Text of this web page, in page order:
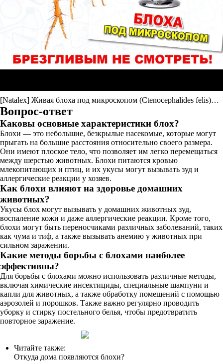
[Natalex] Живая блоха под микроскопом (Ctenocephalides felis)…
Вопрос-ответ
Каковы основные характеристики блох?
Блохи — это небольшие, безкрылые насекомые, которые могут
прыгать на большие расстояния относительно своего размера.
Они имеют плоское тело, что позволяет им легко перемещаться
между шерстью животных. Блохи питаются кровью
млекопитающих и птиц, и их укусы могут вызывать зуд и
аллергические реакции у хозяев.
Как блохи влияют на здоровье домашних
животных?
Укусы блох могут вызывать у домашних животных зуд,
воспаление кожи и даже аллергические реакции. Кроме того,
блохи могут быть переносчиками различных заболеваний, таких
как чума и тиф, а также вызывать анемию у животных при
сильном заражении.
Какие методы борьбы с блохами наиболее
эффективны?
Для борьбы с блохами можно использовать различные методы,
включая химические инсектициды, специальные шампуни и
капли для животных, а также обработку помещений с помощью
аэрозолей и порошков. Также важно регулярно проводить
уборку и стирку постельного белья, чтобы предотвратить
повторное заражение.
Читайте также:
Откуда дома появляются блохи?